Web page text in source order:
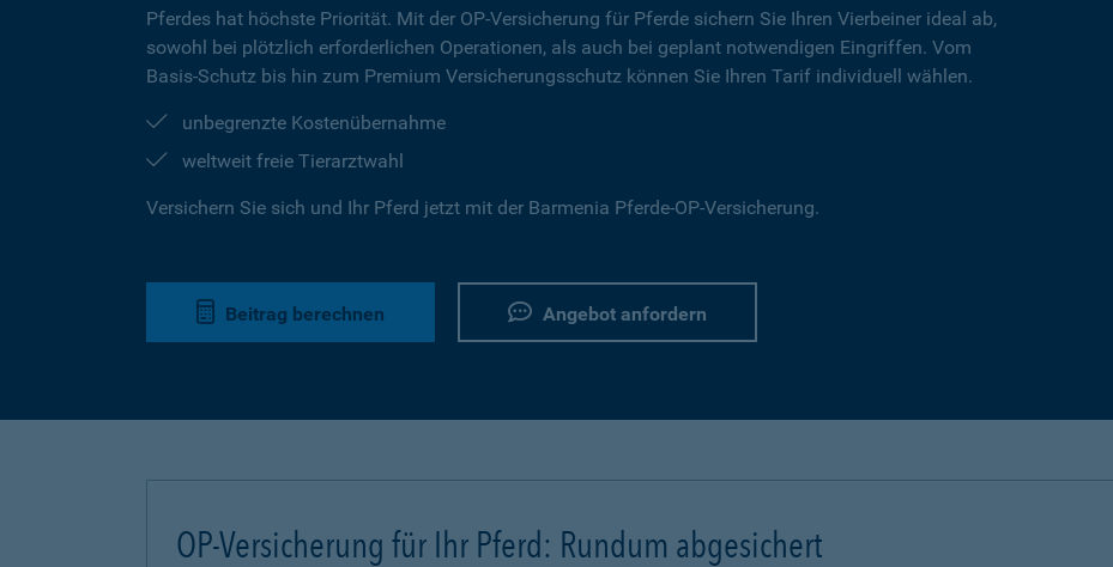
Pferdes hat höchste Priorität. Mit der OP-Versicherung für Pferde sichern Sie Ihren Vierbeiner ideal ab,
sowohl bei plötzlich erforderlichen Operationen, als auch bei geplant notwendigen Eingriffen. Vom
Basis-Schutz bis hin zum Premium Versicherungsschutz können Sie Ihren Tarif individuell wählen.
unbegrenzte Kostenübernahme
weltweit freie Tierarztwahl
Versichern Sie sich und Ihr Pferd jetzt mit der Barmenia Pferde-OP-Versicherung.
Beitrag berechnen Angebot anfordern
OP-Versicherung für Ihr Pferd: Rundum abgesichert